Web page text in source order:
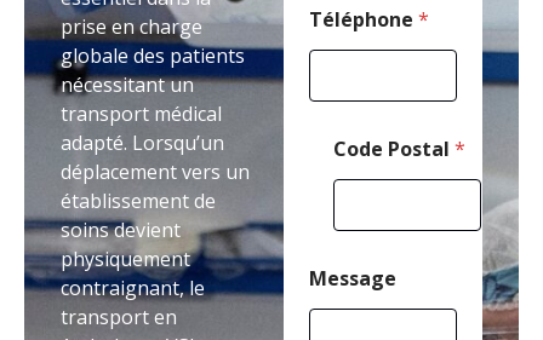
prise en charge
globale des patients
nécessitant un
transport médical
adapté. Lorsqu’un
déplacement vers un
établissement de
soins devient
physiquement
contraignant, le
transport en
o
e
Téléphone *
Code Postal *
Message